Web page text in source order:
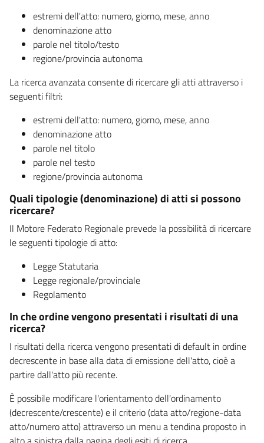
estremi dell'atto: numero, giorno, mese, anno
denominazione atto
parole nel titolo/testo
regione/provincia autonoma
La ricerca avanzata consente di ricercare gli atti attraverso i
seguenti filtri:
estremi dell'atto: numero, giorno, mese, anno
denominazione atto
parole nel titolo
parole nel testo
regione/provincia autonoma
Quali tipologie (denominazione) di atti si possono
ricercare?
Il Motore Federato Regionale prevede la possibilità di ricercare
le seguenti tipologie di atto:
Legge Statutaria
Legge regionale/provinciale
Regolamento
In che ordine vengono presentati i risultati di una
ricerca?
I risultati della ricerca vengono presentati di default in ordine
decrescente in base alla data di emissione dell'atto, cioè a
partire dall'atto più recente.
È possibile modificare l'orientamento dell'ordinamento
(decrescente/crescente) e il criterio (data atto/regione-data
atto/numero atto) attraverso un menu a tendina proposto in